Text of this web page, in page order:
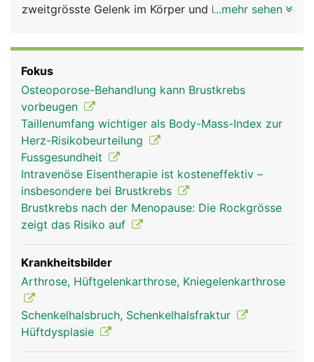
Rubriken
zweitgrösste Gelenk im Körper und hat nach der
grösste Anteil des kugelförmigen Kopfes des
Oberschenkelknochens (Hüftkopf) in der
Hüftpfanne des Beckens bewegt. Dadurch ist das
Bewegungsausmass etwas geringer als beim
Kugelgelenk der Schulter. Damit die Gelenke nicht
aufeinander reiben, sind sie mit Gelenkknorpel
bezogen und in Gelenkschmiere eingebettet. Das
Hüftgelenk wird von einer festen Gelenkkapsel
umgeben und durch kräftige Bänder und den
umliegenden Muskeln stabilisiert. Die Bewegung
des Beines wird durch das Zusammenspiel von
Gelenk, Bändern und Muskeln ermöglicht.
...mehr sehen
Fokus
Osteoporose-Behandlung kann Brustkrebs
vorbeugen
Taillenumfang wichtiger als Body-Mass-Index zur
Herz-Risikobeurteilung
Fussgesundheit
Intravenöse Eisentherapie ist kosteneffektiv –
insbesondere bei Brustkrebs
Brustkrebs nach der Menopause: Die Rockgrösse
zeigt das Risiko auf
Krankheitsbilder
Arthrose, Hüftgelenkarthrose, Kniegelenkarthrose
Schenkelhalsbruch, Schenkelhalsfraktur
Hüftdysplasie